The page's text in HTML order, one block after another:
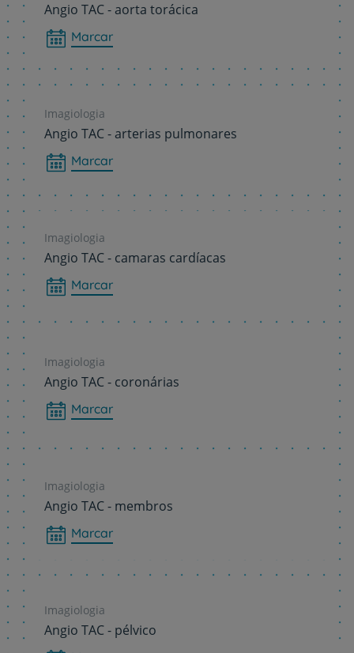
Angio TAC - aorta torácica
Marcar
Imagiologia
Angio TAC - arterias pulmonares
Marcar
Imagiologia
Angio TAC - camaras cardíacas
Marcar
Imagiologia
Angio TAC - coronárias
Marcar
Imagiologia
Angio TAC - membros
Marcar
Imagiologia
Angio TAC - pélvico